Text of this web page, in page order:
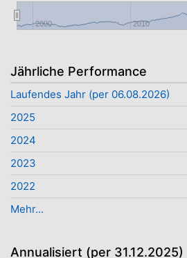
2000 2010
Jährliche Performance
Laufendes Jahr (per 06.08.2026)
2025
2024
2023
2022
Mehr...
Annualisiert (per 31.12.2025)